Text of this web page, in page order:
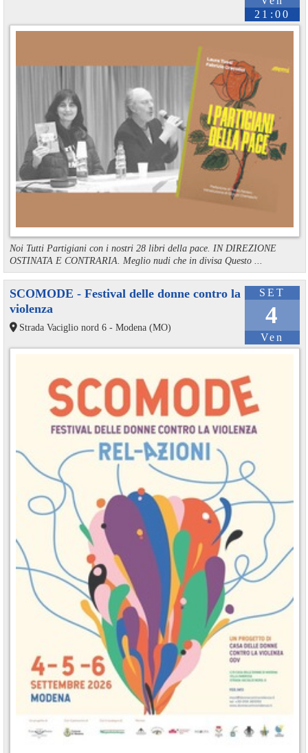
21:00
Noi Tutti Partigiani con i nostri 28 libri della pace. IN DIREZIONE
OSTINATA E CONTRARIA. Meglio nudi che in divisa Questo ...
SET
4
Ven
SCOMODE - Festival delle donne contro la
violenza
Strada Vaciglio nord 6 - Modena (MO)